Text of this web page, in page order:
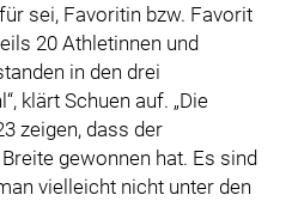
sei, Favoritin bzw. Favorit
20 Athletinnen und
in den drei
klärt Schuen auf. „Die
zeigen, dass der
gewonnen hat. Es sind
vielleicht nicht unter den